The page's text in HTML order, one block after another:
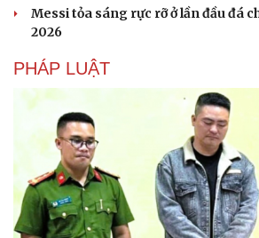
Du lịch
Tư vấn
Podcast
Câu
Messi tỏa sáng rực rỡ ở lần đầu đá
2026
PHÁP LUẬT